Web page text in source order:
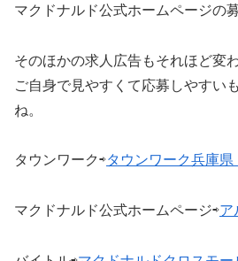
マクドナルド公式ホームページの
そのほかの求人広告もそれほど変
ご自身で見やすくて応募しやすい
ね。
タウンワーク⇨タウンワーク兵庫県
マクドナルド公式ホームページ⇨ア